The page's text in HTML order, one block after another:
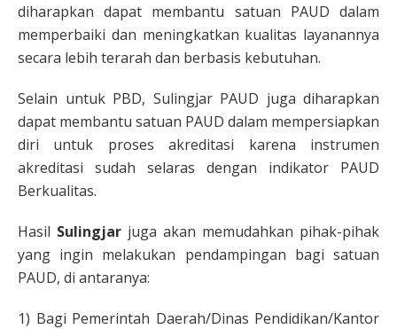
diharapkan dapat membantu satuan PAUD dalam
memperbaiki dan meningkatkan kualitas layanannya
secara lebih terarah dan berbasis kebutuhan.
Selain untuk PBD, Sulingjar PAUD juga diharapkan
dapat membantu satuan PAUD dalam mempersiapkan
diri untuk proses akreditasi karena instrumen
akreditasi sudah selaras dengan indikator PAUD
Berkualitas.
Hasil Sulingjar juga akan memudahkan pihak-pihak
yang ingin melakukan pendampingan bagi satuan
PAUD, di antaranya:
1) Bagi Pemerintah Daerah/Dinas Pendidikan/Kantor